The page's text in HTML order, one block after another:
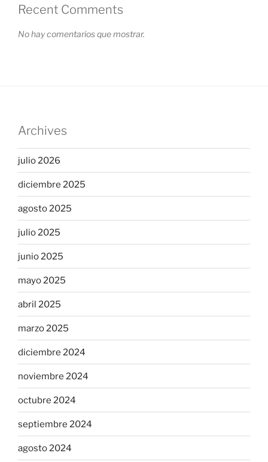
Recent Comments
No hay comentarios que mostrar.
Archives
julio 2026
diciembre 2025
agosto 2025
julio 2025
junio 2025
mayo 2025
abril 2025
marzo 2025
diciembre 2024
noviembre 2024
octubre 2024
septiembre 2024
agosto 2024